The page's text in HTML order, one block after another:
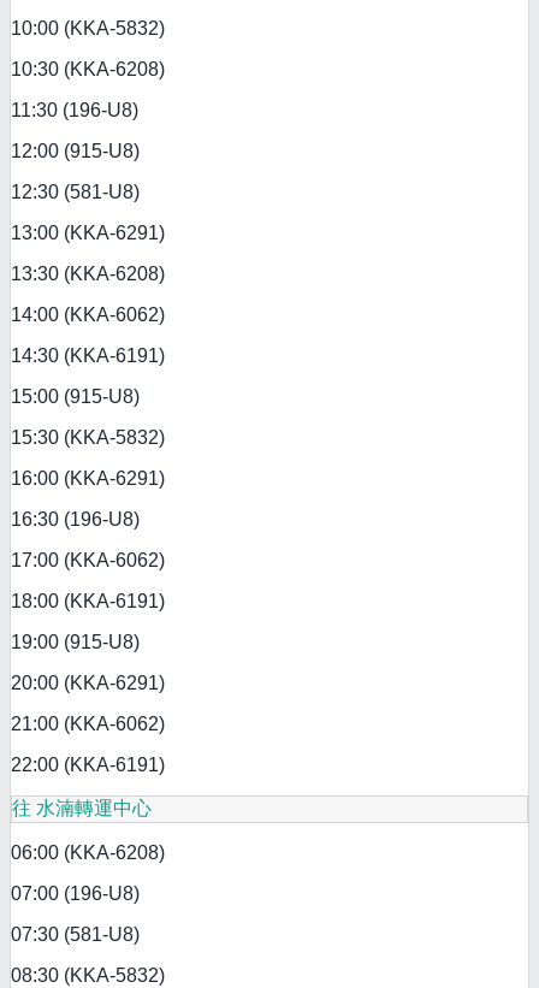
10:00 (KKA-5832)
10:30 (KKA-6208)
11:30 (196-U8)
12:00 (915-U8)
12:30 (581-U8)
13:00 (KKA-6291)
13:30 (KKA-6208)
14:00 (KKA-6062)
14:30 (KKA-6191)
15:00 (915-U8)
15:30 (KKA-5832)
16:00 (KKA-6291)
16:30 (196-U8)
17:00 (KKA-6062)
18:00 (KKA-6191)
19:00 (915-U8)
20:00 (KKA-6291)
21:00 (KKA-6062)
22:00 (KKA-6191)
往 水湳轉運中心
06:00 (KKA-6208)
07:00 (196-U8)
07:30 (581-U8)
08:30 (KKA-5832)